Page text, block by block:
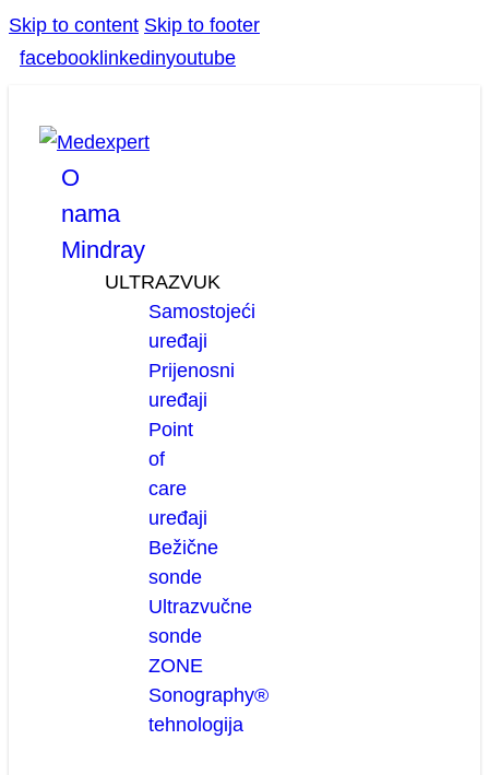
Skip to content Skip to footer
facebook linkedinyoutube
O
nama
Mindray
ULTRAZVUK
Samostojeći
uređaji
Prijenosni
uređaji
Point
of
care
uređaji
Bežične
sonde
Ultrazvučne
sonde
ZONE
Sonography®
tehnologija